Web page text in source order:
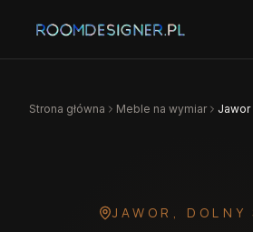
Strona główna Meble na wymiar Jawor
JAWOR , DOLNY